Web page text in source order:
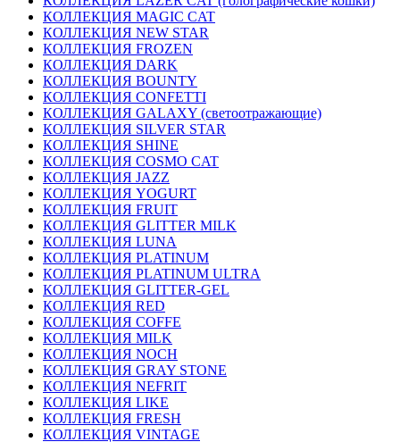
КОЛЛЕКЦИЯ MAGIC CAT
КОЛЛЕКЦИЯ NEW STAR
КОЛЛЕКЦИЯ FROZEN
КОЛЛЕКЦИЯ DARK
КОЛЛЕКЦИЯ BOUNTY
КОЛЛЕКЦИЯ CONFETTI
КОЛЛЕКЦИЯ GALAXY (светоотражающие)
КОЛЛЕКЦИЯ SILVER STAR
КОЛЛЕКЦИЯ SHINE
КОЛЛЕКЦИЯ COSMO CAT
КОЛЛЕКЦИЯ JAZZ
КОЛЛЕКЦИЯ YOGURT
КОЛЛЕКЦИЯ FRUIT
КОЛЛЕКЦИЯ GLITTER MILK
КОЛЛЕКЦИЯ LUNA
КОЛЛЕКЦИЯ PLATINUM
КОЛЛЕКЦИЯ PLATINUM ULTRA
КОЛЛЕКЦИЯ GLITTER-GEL
КОЛЛЕКЦИЯ RED
КОЛЛЕКЦИЯ COFFE
КОЛЛЕКЦИЯ MILK
КОЛЛЕКЦИЯ NOCH
КОЛЛЕКЦИЯ GRAY STONE
КОЛЛЕКЦИЯ NEFRIT
КОЛЛЕКЦИЯ LIKE
КОЛЛЕКЦИЯ FRESH
КОЛЛЕКЦИЯ VINTAGE